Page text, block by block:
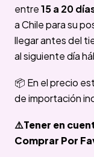
entre15 a 20
a Chile para su
llegar antes del
al siguiente día
📦 En el precio
de importación
⚠️Tener en
Comprar Por